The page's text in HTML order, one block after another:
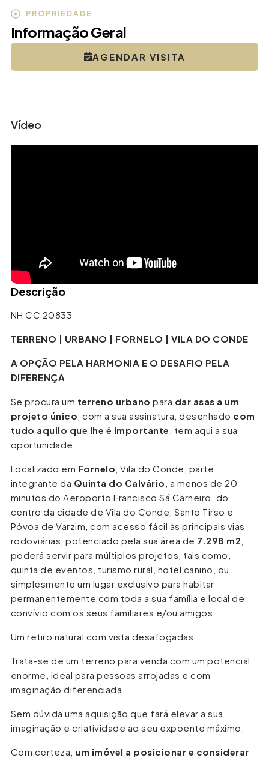
PROPRIEDADE
Informação Geral
AGENDAR VISITA
−
Vídeo
Descrição
NH CC 20833
TERRENO | URBANO | FORNELO | VILA DO CONDE
A OPÇÃO PELA HARMONIA E O DESAFIO PELA
DIFERENÇA
Se procura um terreno urbano para dar asas a um
projeto único , com a sua assinatura, desenhado com
tudo aquilo que lhe é importante , tem aqui a sua
oportunidade.
Localizado em Fornelo , Vila do Conde, parte
integrante da Quinta do Calvário , a menos de 20
minutos do Aeroporto Francisco Sá Carneiro, do
centro da cidade de Vila do Conde, Santo Tirso e
Póvoa de Varzim, com acesso fácil às principais vias
rodoviárias, potenciado pela sua área de 7.298 m2
poderá servir para múltiplos projetos, tais como,
quinta de eventos, turismo rural, hotel canino, ou
simplesmente um lugar exclusivo para habitar
permanentemente com toda a sua família e local de
convívio com os seus familiares e/ou amigos.
Um retiro natural com vista desafogadas.
Trata-se de um terreno para venda com um potencial
enorme, ideal para pessoas arrojadas e com
imaginação diferenciada.
Sem dúvida uma aquisição que fará elevar a sua
imaginação e criatividade ao seu expoente máximo.
Com certeza, um imóvel a posicionar e considerar